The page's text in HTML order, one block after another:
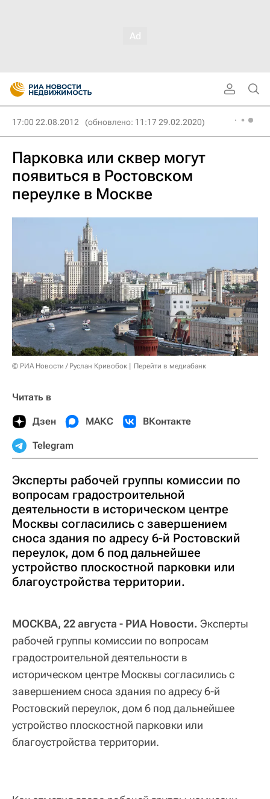
17:00 22.08.2012 (обновлено: 11:17 29.02.2020)
Парковка или сквер могут
появиться в Ростовском
переулке в Москве
© РИА Новости / Руслан Кривобок Перейти в медиабанк
Читать в
Дзен МАКС ВКонтакте
Telegram
Эксперты рабочей группы комиссии по
вопросам градостроительной
деятельности в историческом центре
Москвы согласились с завершением
сноса здания по адресу 6-й Ростовский
переулок, дом 6 под дальнейшее
устройство плоскостной парковки или
благоустройства территории.
МОСКВА, 22 августа - РИА Новости. Эксперты
рабочей группы комиссии по вопросам
градостроительной деятельности в
историческом центре Москвы согласились с
завершением сноса здания по адресу 6-й
Ростовский переулок, дом 6 под дальнейшее
устройство плоскостной парковки или
благоустройства территории.